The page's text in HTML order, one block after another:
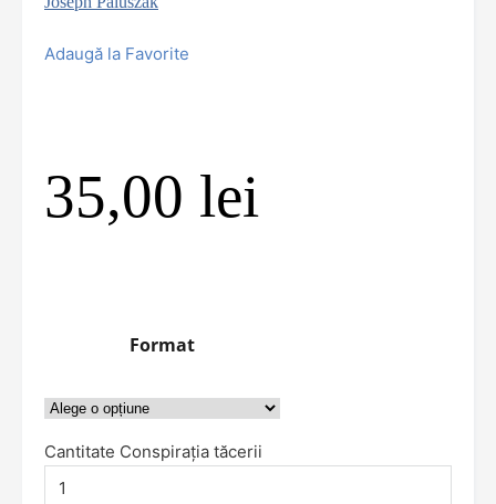
Adaugă la Favorite
35,00 lei
Format
Cantitate Conspirația tăcerii